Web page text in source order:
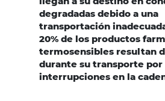
degradadas debido a una
transportación
20% de los productos
termosensibles resultan
durante su transporte por
interrupciones en la